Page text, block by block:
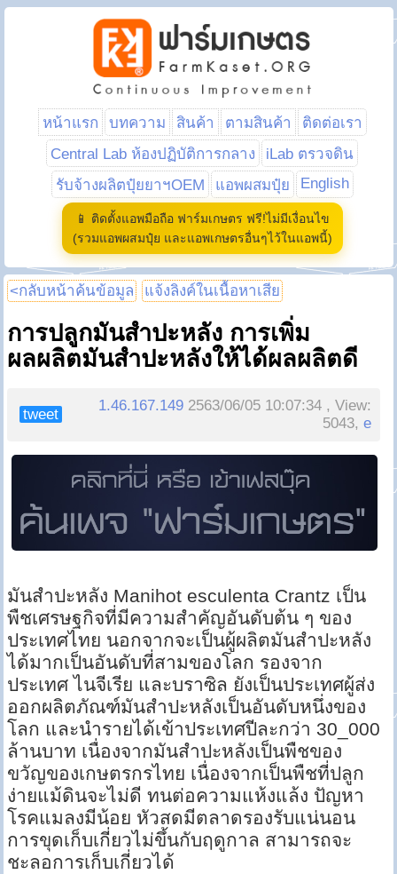
หน้าแรก บทความ สินค้า ตามสินค้า
ติดต่อเรา
Central Lab ห้องปฏิบัติการกลาง
iLab ตรวจดิน
รับจ้างผลิตปุ๋ยยาฯOEM
แอพผสมปุ๋ย English
📱 ติดตั้งแอพมือถือ ฟาร์มเกษตร ฟรี!ไม่มีเงื่อนไข
(รวมแอพผสมปุ๋ย และแอพเกษตรอื่นๆไว้ในแอพนี้)
<กลับหน้าค้นข้อมูล แจ้งลิงค์ในเนื้อหาเสีย
การปลูกมันสำปะหลัง การเพิ่ม
ผลผลิตมันสำปะหลังให้ได้ผลผลิตดี
tweet
1.46.167.149 2563/06/05 10:07:34 , View:
5043,e
มันสำปะหลัง Manihot esculenta Crantz เป็น
พืชเศรษฐกิจที่มีความสำคัญอันดับต้น ๆ ของ
ประเทศไทย นอกจากจะเป็นผู้ผลิตมันสำปะหลัง
ได้มากเป็นอันดับที่สามของโลก รองจาก
ประเทศ ไนจีเรีย และบราซิล ยังเป็นประเทศผู้ส่ง
ออกผลิตภัณฑ์มันสำปะหลังเป็นอันดับหนึ่งของ
โลก และนำรายได้เข้าประเทศปีละกว่า 30_000
ล้านบาท เนื่องจากมันสำปะหลังเป็นพืชของ
ขวัญของเกษตรกรไทย เนื่องจากเป็นพืชที่ปลูก
ง่ายแม้ดินจะไม่ดี ทนต่อความแห้งแล้ง ปัญหา
โรคแมลงมีน้อย หัวสดมีตลาดรองรับแน่นอน
การขุดเก็บเกี่ยวไม่ขึ้นกับฤดูกาล สามารถจะ
ชะลอการเก็บเกี่ยวได้